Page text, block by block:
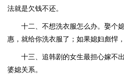
法就是欠钱不还。
十二、不想洗衣服怎么办。娶个
惠，就给你洗衣服了；如果媳妇彪悍
十三、追韩剧的女生最担心嫁不
婆媳关系。